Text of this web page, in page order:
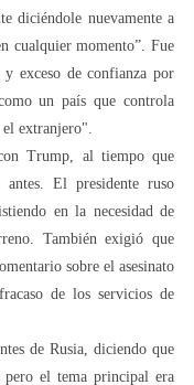
diciéndole nuevamente a
cualquier momento”. Fue
exceso de confianza por
un país que controla
extranjero".
Trump, al tiempo que
El presidente ruso
en la necesidad de
También exigió que
sobre el asesinato
de los servicios de
de Rusia, diciendo que
el tema principal era